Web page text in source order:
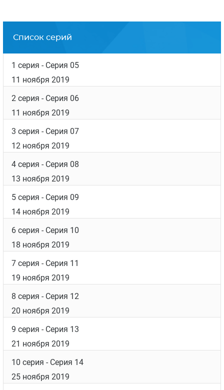
Список серий
1 серия - Серия 05
11 ноября 2019
2 серия - Серия 06
11 ноября 2019
3 серия - Серия 07
12 ноября 2019
4 серия - Серия 08
13 ноября 2019
5 серия - Серия 09
14 ноября 2019
6 серия - Серия 10
18 ноября 2019
7 серия - Серия 11
19 ноября 2019
8 серия - Серия 12
20 ноября 2019
9 серия - Серия 13
21 ноября 2019
10 серия - Серия 14
25 ноября 2019